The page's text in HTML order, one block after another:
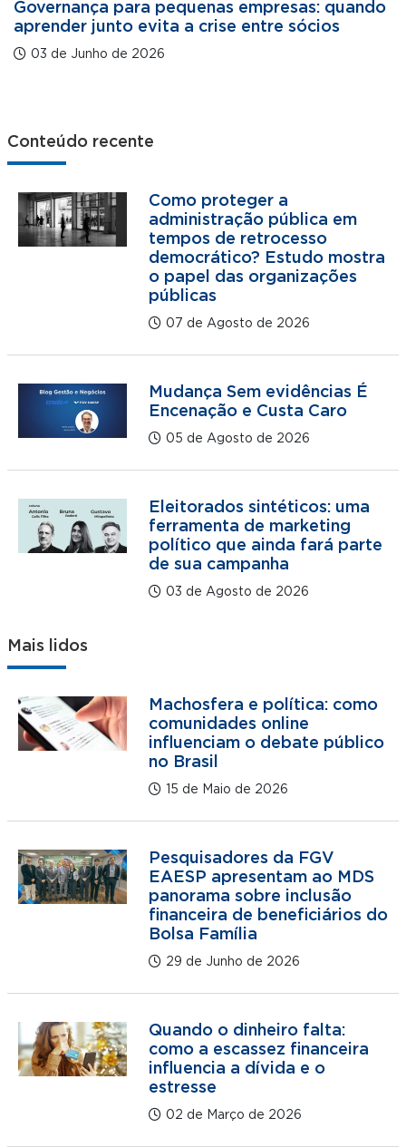
Governança para pequenas empresas: quando
aprender junto evita a crise entre sócios
03 de Junho de 2026
Conteúdo recente
Como proteger a
administração pública em
tempos de retrocesso
democrático? Estudo mostra
o papel das organizações
públicas
07 de Agosto de 2026
Mudança Sem evidências É
Encenação e Custa Caro
05 de Agosto de 2026
Eleitorados sintéticos: uma
ferramenta de marketing
político que ainda fará parte
de sua campanha
03 de Agosto de 2026
Mais lidos
Machosfera e política: como
comunidades online
influenciam o debate público
no Brasil
15 de Maio de 2026
Pesquisadores da FGV
EAESP apresentam ao MDS
panorama sobre inclusão
financeira de beneficiários do
Bolsa Família
29 de Junho de 2026
Quando o dinheiro falta:
como a escassez financeira
influencia a dívida e o
estresse
02 de Março de 2026